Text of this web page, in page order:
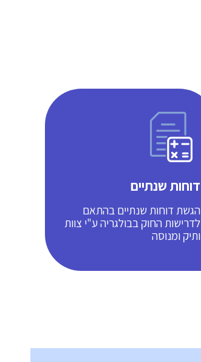
דוחות שנתיים
הגשת דוחות שנתיים בהתאם
לדרישות החוק בבולגריה ע"י צוות
ותיק ומנוסה